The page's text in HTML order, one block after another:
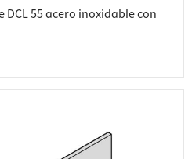
55 acero inoxidable con